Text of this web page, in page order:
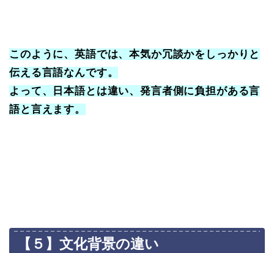
このように、英語では、本気か冗談かをしっかりと
伝える言語なんです。
よって、日本語とは違い、発言者側に負担がある言
語と言えます。
【５】文化背景の違い